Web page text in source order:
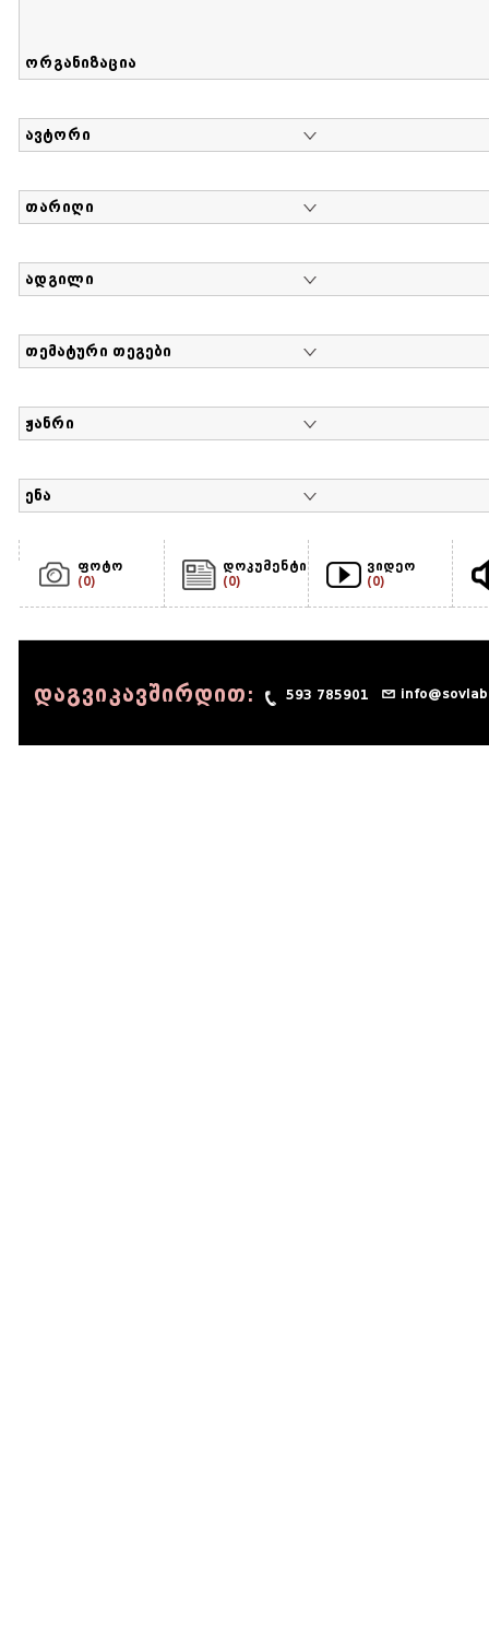
ორგანიზაცია
ავტორი
თარიღი
ადგილი
თემატური თეგები
ჟანრი
ენა
ფოტო
(0)
დოკუმენტი
(0)
ვიდეო
(0)
დაგვიკავშირდით: 593 785901